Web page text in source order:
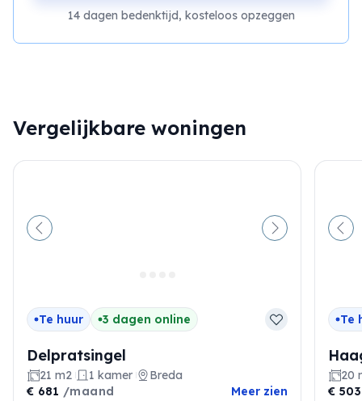
14 dagen bedenktijd, kosteloos opzeggen
Vergelijkbare woningen
Vorige Volgende
Te huur 3 dagen online
Delpratsingel
21 m2 1 kamer
Breda
€ 681 /maand Meer zien
Te
20
€